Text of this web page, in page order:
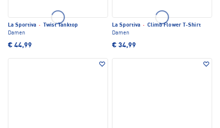
La Sportiva ·
Twist Tanktop
Damen
€ 44,99
La Sportiva · Climb Flower T-Shirt
Damen
€ 34,99